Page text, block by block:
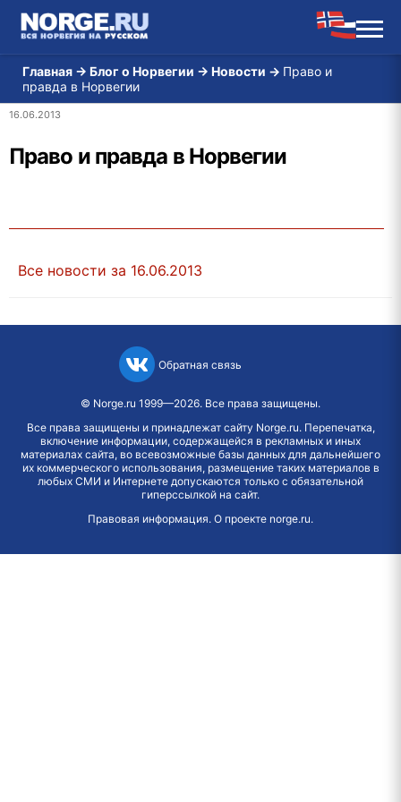
Главная → Блог о Норвегии → Новости → Право и
правда в Норвегии
16.06.2013
Право и правда в Норвегии
Все новости за 16.06.2013
Обратная связь
© Norge.ru 1999—2026. Все права защищены.
Все права защищены и принадлежат сайту Norge.ru. Перепечатка,
включение информации, содержащейся в рекламных и иных
материалах сайта, во всевозможные базы данных для дальнейшего
их коммерческого использования, размещение таких материалов в
любых СМИ и Интернете допускаются только с обязательной
гиперссылкой на сайт.
Правовая информация. О проекте norge.ru.